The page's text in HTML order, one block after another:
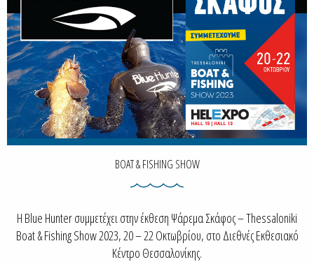
BOAT & FISHING SHOW
Η Blue Hunter συμμετέχει στην έκθεση Ψάρεμα Σκάφος – Thessaloniki
Boat & Fishing Show 2023, 20 – 22 Οκτωβρίου, στο Διεθνές Εκθεσιακό
Κέντρο Θεσσαλονίκης.